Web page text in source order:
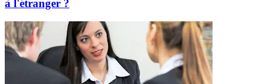
à l'étranger ?